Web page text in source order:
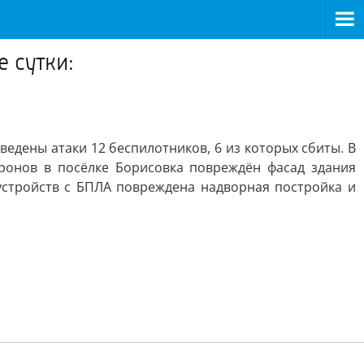
атаки 12 беспилотников, 6 из которых сбиты. В
в посёлке Борисовка повреждён фасад здания
с БПЛА повреждена надворная постройка и